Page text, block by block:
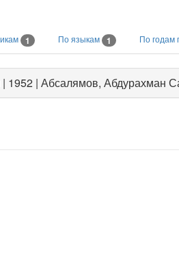
1 По языкам 1 По годам
| 1952 | Абсалямов, Абдурахман